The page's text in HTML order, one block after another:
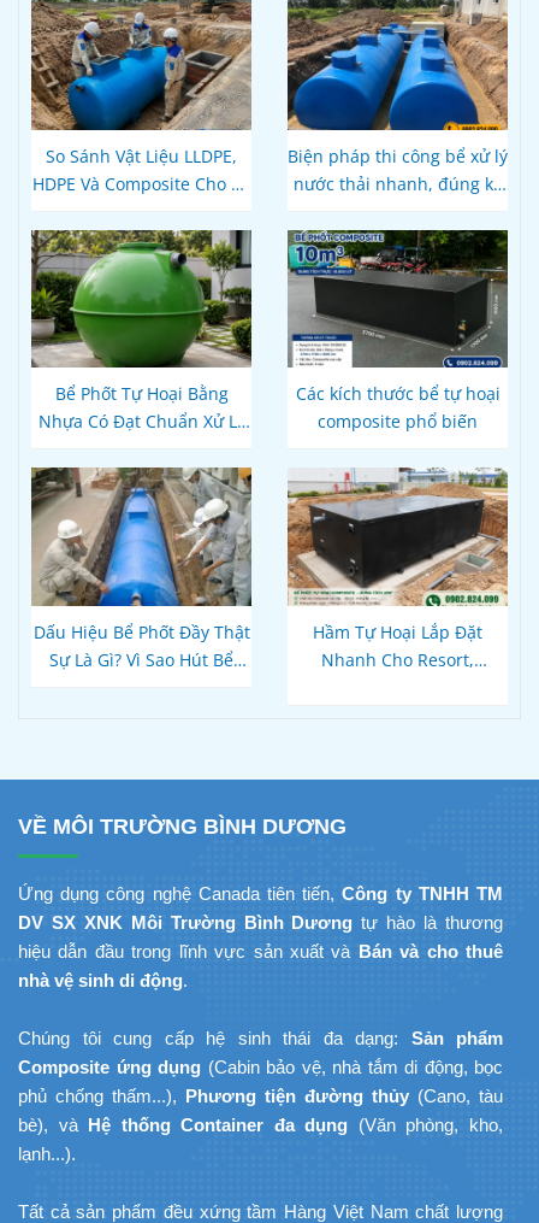
So Sánh Vật Liệu LLDPE,
HDPE Và Composite Cho Bể
Hơn, Đúng Kỹ Thuật?
Biện pháp thi công bể xử lý
nước thải nhanh, đúng kỹ
Bể Phốt Tự Hoại Bằng
Nhựa Có Đạt Chuẩn Xử Lý
Hiện Hành Không?
Các kích thước bể tự hoại
composite phổ biến
Dấu Hiệu Bể Phốt Đầy Thật
Sự Là Gì? Vì Sao Hút Bể
Chậm?
Hầm Tự Hoại Lắp Đặt
Nhanh Cho Resort,
Giang: Giải Pháp
VỀ MÔI TRƯỜNG BÌNH DƯƠNG
Ứng dụng công nghệ Canada tiên tiến,Công ty TNHH TM
DV SX XNK Môi Trường Bình Dương tự hào là thương
hiệu dẫn đầu trong lĩnh vực sản xuất và Bán và cho thuê
nhà vệ sinh di động.
Chúng tôi cung cấp hệ sinh thái đa dạng: Sản phẩm
Composite ứng dụng (Cabin bảo vệ, nhà tắm di động, bọc
phủ chống thấm...), Phương tiện đường thủy (Cano, tàu
bè), và Hệ thống Container đa dụng (Văn phòng, kho,
lạnh...).
Tất cả sản phẩm đều xứng tầm Hàng Việt Nam chất lượng